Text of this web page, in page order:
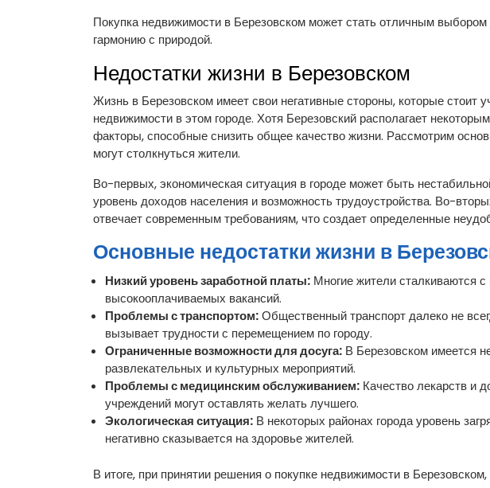
Покупка недвижимости в Березовском может стать отличным выбором
гармонию с природой.
Недостатки жизни в Березовском
Жизнь в Березовском имеет свои негативные стороны, которые стоит
недвижимости в этом городе. Хотя Березовский располагает
факторы, способные снизить общее качество жизни. Рассмотрим
могут столкнуться жители.
Во-первых, экономическая ситуация в городе может быть
уровень доходов населения и возможность трудоустройства. Во-
отвечает современным требованиям, что создает определенные
Основные недостатки жизни в
Низкий уровень заработной платы: Многие жители сталкиваются
высокооплачиваемых вакансий.
Проблемы с транспортом:Общественный транспорт далеко не
вызывает трудности с перемещением по городу.
Ограниченные возможности для досуга: В Березовском имеется
развлекательных и культурных мероприятий.
Проблемы с медицинским обслуживанием: Качество лекарств и
учреждений могут оставлять желать лучшего.
Экологическая ситуация: В некоторых районах города уровень
негативно сказывается на здоровье жителей.
В итоге, при принятии решения о покупке недвижимости в